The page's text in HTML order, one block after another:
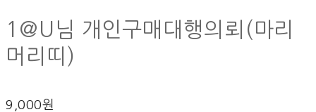
1@U님 개인구매대행의뢰(마리
머리띠)
9,000원